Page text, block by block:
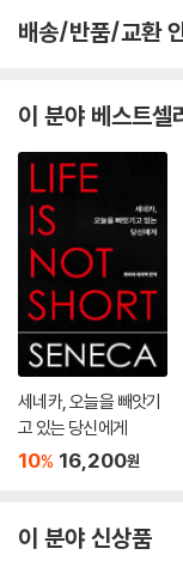
계를 가꾸는 능력을 1인
다. 탐욕으로는 빈곤한
해낼 위대한 정신을 어
--- p.136
혐오 표현에서 벗어나
류에서 벗어나야 한다
탓으로, 상대의 부족함
는 안 좋은 일이 있어
점수가 낮다고 생각하
--- p.148
롤스는 우리에게 연방
성향과 상관없이 누구
실제 최고법원의 판결
니크 슈나퍼의 주장을
큼의 가치를 인정받지
을 꾸리는 여가 활동에
뤼트허르 브레흐만의
을 제공한다.
2장에서는 급변하는
을 소개한다. 캐나다의
인터넷의 발달은 인류
용하는 구어 문명으로
르가 우려했듯, 실재하
지와의 간접 관계가 더
보와 극단적인 의견으
는 능력을 잃고 포퓰리
처한 현실을 균형 잡힌
나아가기 위한 생각거
위를 알 수 없는 정보와
배송/반품/교환
이 분야 베스트셀
세네카, 오늘을 빼앗기
고 있는 당신에게
10% 16,200원
이 분야 신상품